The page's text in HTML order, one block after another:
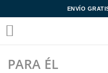
ENVÍO

PARA ÉL